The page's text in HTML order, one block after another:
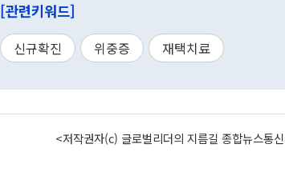
[관련키워드]
신규확진 위중증 재택치료
<저작권자(c) 글로벌리더의 지름길 종합뉴스